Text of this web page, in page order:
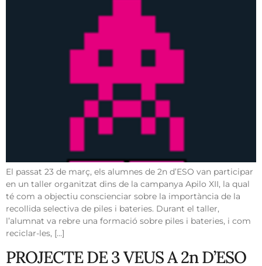
El passat 23 de març, els alumnes de 2n d’ESO van participar
en un taller organitzat dins de la campanya Apilo XII, la qual
té com a objectiu conscienciar sobre la importància de la
recollida selectiva de piles i bateries. Durant el taller,
l’alumnat va rebre una formació sobre piles i bateries, i com
reciclar-les, […]
PROJECTE DE 3 VEUS A 2n D’ESO